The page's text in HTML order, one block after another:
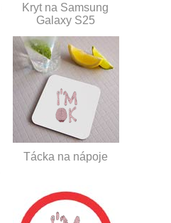
Kryt na Samsung
Galaxy S25
Tácka na nápoje